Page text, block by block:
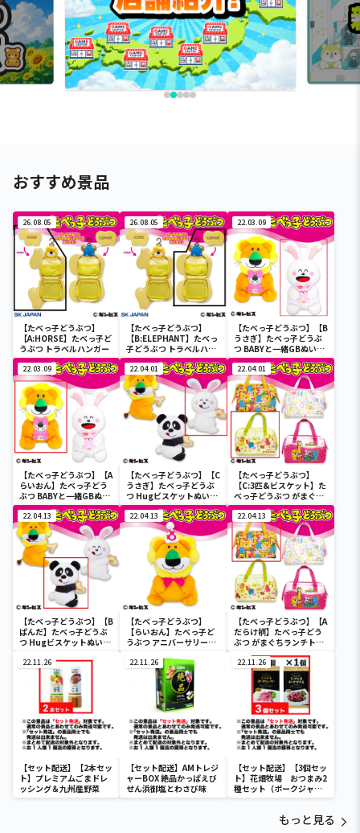
おすすめ景品
26.08.05
【たべっ子どうぶつ】
【A:HORSE】たべっ子ど
うぶつ トラベルハンガー
26.08.05
【たべっ子どうぶつ】
【B:ELEPHANT】たべっ
子どうぶつ トラベルハン
ガー
22.03.09
【たべっ子どうぶつ】【B
うさぎ】たべっ子どうぶ
つ BABYと一緒GBぬいぐ
るみ
22.03.09
【たべっ子どうぶつ】【A
らいおん】たべっ子どう
ぶつ BABYと一緒GBぬい
ぐるみ
22.04.01
【たべっ子どうぶつ】【C
うさぎ】たべっ子どうぶ
つ Hugビスケットぬいぐ
るみ2
22.04.01
【たべっ子どうぶつ】
【C:3匹&ビスケット】た
べっ子どうぶつ がまぐち
ランチトートバッグ2
22.04.13
【たべっ子どうぶつ】【B
ぱんだ】たべっ子どうぶ
つ Hugビスケットぬいぐ
22.04.13
【たべっ子どうぶつ】
【らいおん】たべっ子ど
うぶつ アニバーサリー
22.04.13
【たべっ子どうぶつ】【A
だらけ柄】たべっ子どう
ぶつ がまぐちランチトー
トバッグ2
22.11.26
【セット配送】【2本セッ
ト】プレミアムごまドレ
ッシング＆九州産野菜
22.11.26
【セット配送】AMトレジ
ャーBOX 絶品かっぱえび
せん浜御塩とわさび味
22.11.26
【セット配送】【3個セッ
ト】花畑牧場 おつまみ2
種セット（ポークジャー
キ2個＆ポークサラミ1
もっと見る